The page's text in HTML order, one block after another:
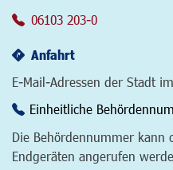
06103 203-0
Anfahrt
E-Mail-Adressen der Stadt im
Einheitliche
Die Behördennummer kann
Endgeräten angerufen